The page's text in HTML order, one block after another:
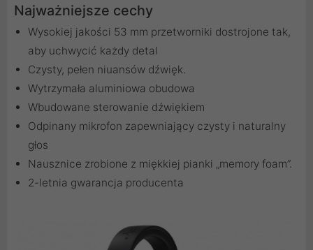
Najważniejsze cechy
Wysokiej jakości 53 mm przetworniki dostrojone tak,
aby uchwycić każdy detal
Czysty, pełen niuansów dźwięk.
Wytrzymała aluminiowa obudowa
Wbudowane sterowanie dźwiękiem
Odpinany mikrofon zapewniający czysty i naturalny
głos
Nausznice zrobione z miękkiej pianki „memory foam”.
2-letnia gwarancja producenta